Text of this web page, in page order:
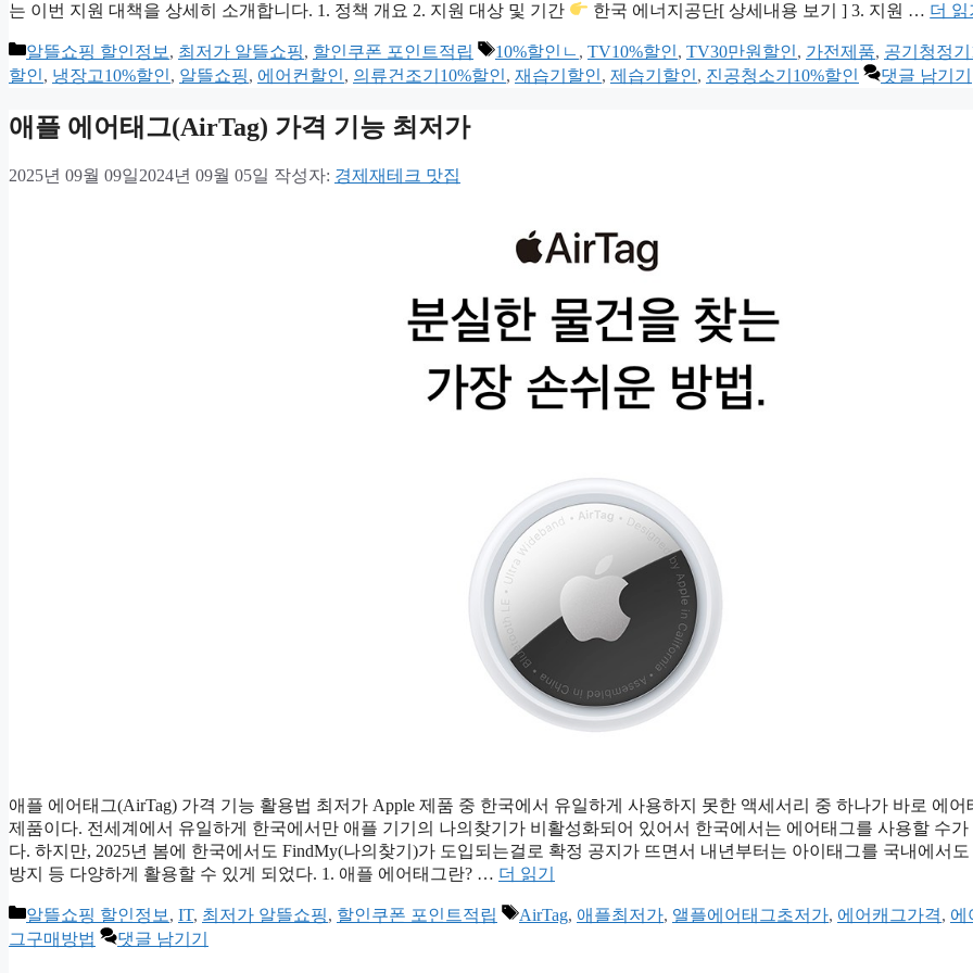
는 이번 지원 대책을 상세히 소개합니다. 1. 정책 개요 2. 지원 대상 및 기간 한국 에너지공단[ 상세내용 보기 ] 3. 지원 … 더 읽
카
테
리
알뜰쇼핑 할인정보 , 최저가 알뜰쇼핑, 할인쿠폰 포인트적립
태
그
10%할인ㄴ , TV10%할인, TV30만원할인, 가전제품, 공기청정기
할인, 냉장고10%할인, 알뜰쇼핑, 에어컨할인, 의류건조기10%할인, 재습기할인, 제습기할인, 진공청소기10%할인 댓글 남기기
애플 에어태그(AirTag) 가격 기능 최저가
2025년 09월 09일2024년 09월 05일 작성자: 경제재테크 맛집
애플 에어태그(AirTag) 가격 기능 활용법 최저가 Apple 제품 중 한국에서 유일하게 사용하지 못한 액세서리 중 하나가 바로 에어
제품이다. 전세계에서 유일하게 한국에서만 애플 기기의 나의찾기가 비활성화되어 있어서 한국에서는 에어태그를 사용할 수가
다. 하지만, 2025년 봄에 한국에서도 FindMy(나의찾기)가 도입되는걸로 확정 공지가 뜨면서 내년부터는 아이태그를 국내에서
방지 등 다양하게 활용할 수 있게 되었다. 1. 애플 에어태그란? … 더 읽기
카
테
알뜰쇼핑 할인정보, IT, 최저가 알뜰쇼핑, 할인쿠폰 포인트적립
태
AirTag, 애플최저가, 앨플에어태그초저가, 에어캐그가격, 에
그구매방법
댓글 남기기